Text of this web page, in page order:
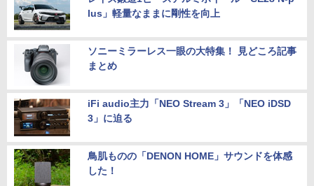
lus」軽量なままに剛性を向上
ソニーミラーレス一眼の大特集！ 見どころ記事
まとめ
iFi audio主力「NEO Stream 3」「NEO iDSD
3」に迫る
鳥肌ものの「DENON HOME」サウンドを体感
した！